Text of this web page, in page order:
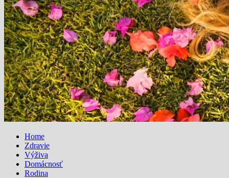
Home
Zdravie
Výživa
Domácnosť
Rodina